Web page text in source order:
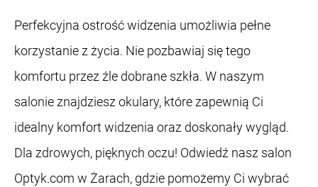
Perfekcyjna ostrość widzenia umożliwia pełne
korzystanie z życia. Nie pozbawiaj się tego
komfortu przez źle dobrane szkła. W naszym
salonie znajdziesz okulary, które zapewnią Ci
idealny komfort widzenia oraz doskonały wygląd.
Dla zdrowych, pięknych oczu! Odwiedź nasz salon
Optyk.com w Żarach, gdzie pomożemy Ci wybrać